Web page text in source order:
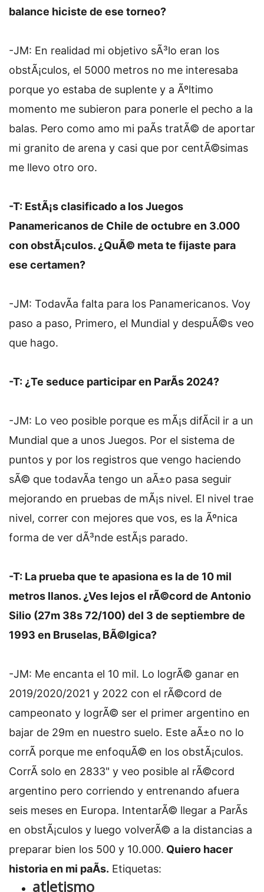
balance hiciste de ese torneo?
-JM: En realidad mi objetivo sÃ³lo eran los
obstÃ¡culos, el 5000 metros no me interesaba
porque yo estaba de suplente y a Ãºltimo
momento me subieron para ponerle el pecho a la
balas. Pero como amo mi paÃ­s tratÃ© de aportar
mi granito de arena y casi que por centÃ©simas
me llevo otro oro.
-T: EstÃ¡s clasificado a los Juegos
Panamericanos de Chile de octubre en 3.000
con obstÃ¡culos. ¿QuÃ© meta te fijaste para
ese certamen?
-JM: TodavÃ­a falta para los Panamericanos. Voy
paso a paso, Primero, el Mundial y despuÃ©s veo
que hago.
-T: ¿Te seduce participar en ParÃ­s 2024?
-JM: Lo veo posible porque es mÃ¡s difÃ­cil ir a un
Mundial que a unos Juegos. Por el sistema de
puntos y por los registros que vengo haciendo
sÃ© que todavÃ­a tengo un aÃ±o pasa seguir
mejorando en pruebas de mÃ¡s nivel. El nivel trae
nivel, correr con mejores que vos, es la Ãºnica
forma de ver dÃ³nde estÃ¡s parado.
-T: La prueba que te apasiona es la de 10 mil
metros llanos. ¿Ves lejos el rÃ©cord de Antonio
Silio (27m 38s 72/100) del 3 de septiembre de
1993 en Bruselas, BÃ©lgica?
-JM: Me encanta el 10 mil. Lo logrÃ© ganar en
2019/2020/2021 y 2022 con el rÃ©cord de
campeonato y logrÃ© ser el primer argentino en
bajar de 29m en nuestro suelo. Este aÃ±o no lo
corrÃ­ porque me enfoquÃ© en los obstÃ¡culos.
CorrÃ­ solo en 2833" y veo posible al rÃ©cord
argentino pero corriendo y entrenando afuera
seis meses en Europa. IntentarÃ© llegar a ParÃ­s
en obstÃ¡culos y luego volverÃ© a la distancias a
preparar bien los 500 y 10.000. Quiero hacer
historia en mi paÃ­s. Etiquetas:
atletismo